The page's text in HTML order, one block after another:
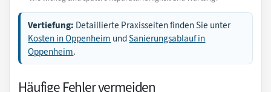
Vertiefung: Detaillierte Praxisseiten finden Sie unter
Kosten in Oppenheim undSanierungsablauf in
Oppenheim.
Häufige Fehler vermeiden